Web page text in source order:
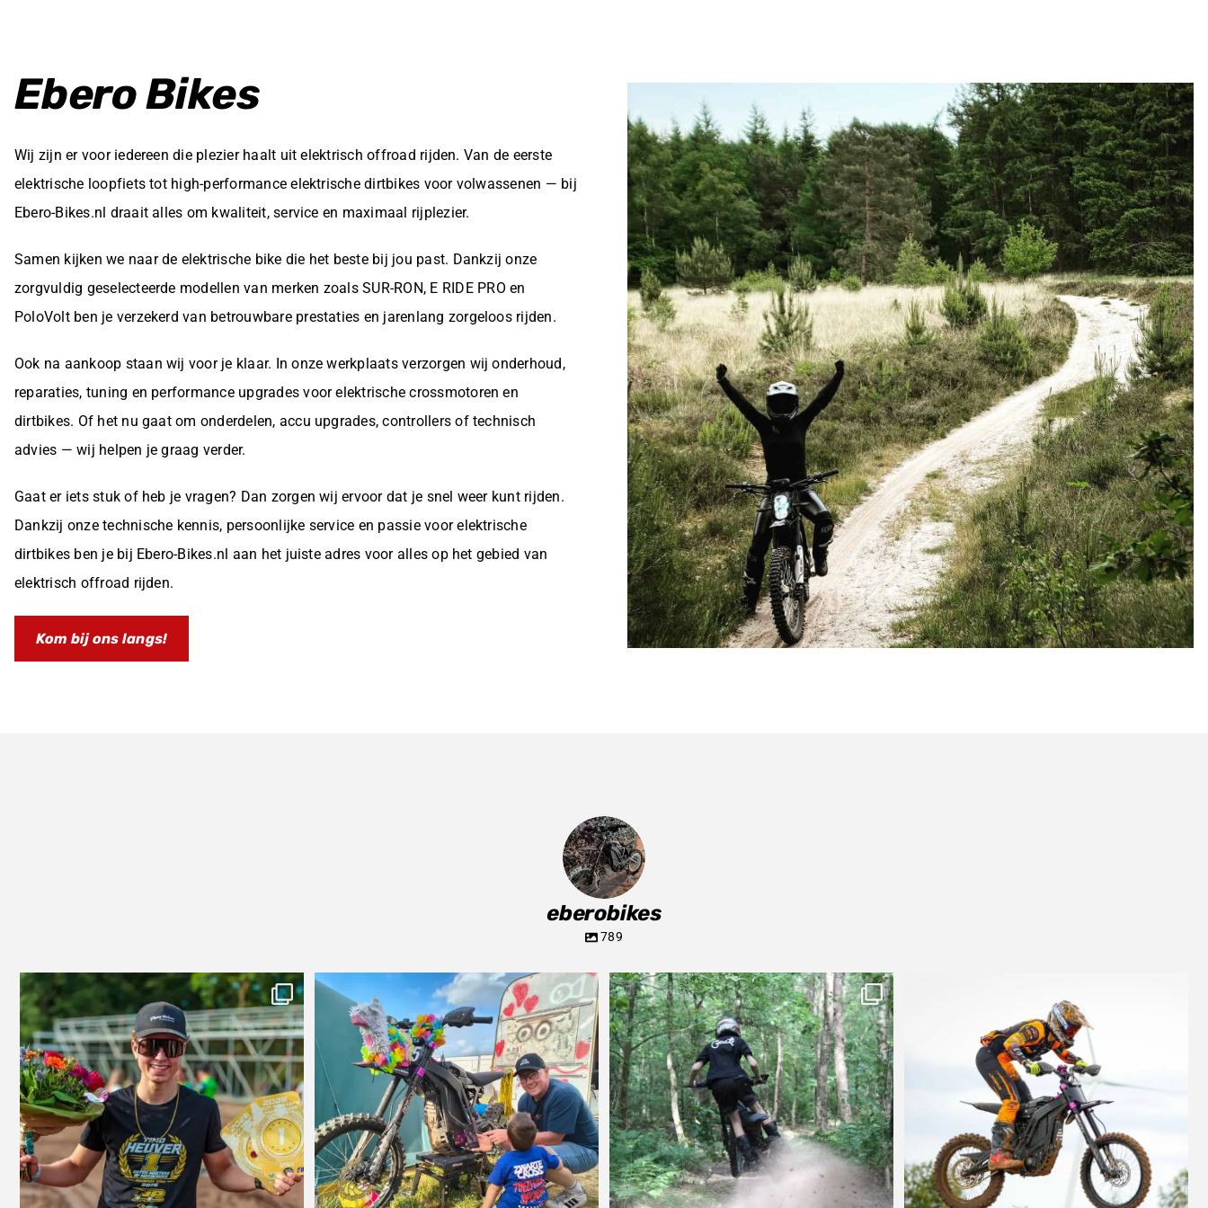
Ebero Bikes
Wij zijn er voor iedereen die plezier haalt uit elektrisch offroad rijden. Van de eerste
elektrische loopfiets tot high-performance elektrische dirtbikes voor volwassenen — bij
Ebero-Bikes.nl draait alles om kwaliteit, service en maximaal rijplezier.
Samen kijken we naar de elektrische bike die het beste bij jou past. Dankzij onze
zorgvuldig geselecteerde modellen van merken zoals SUR-RON, E RIDE PRO en
PoloVolt ben je verzekerd van betrouwbare prestaties en jarenlang zorgeloos rijden.
Ook na aankoop staan wij voor je klaar. In onze werkplaats verzorgen wij onderhoud,
reparaties, tuning en performance upgrades voor elektrische crossmotoren en
dirtbikes. Of het nu gaat om onderdelen, accu upgrades, controllers of technisch
advies — wij helpen je graag verder.
Gaat er iets stuk of heb je vragen? Dan zorgen wij ervoor dat je snel weer kunt rijden.
Dankzij onze technische kennis, persoonlijke service en passie voor elektrische
dirtbikes ben je bij Ebero-Bikes.nl aan het juiste adres voor alles op het gebied van
elektrisch offroad rijden.
Kom bij ons langs!
eberobikes
789